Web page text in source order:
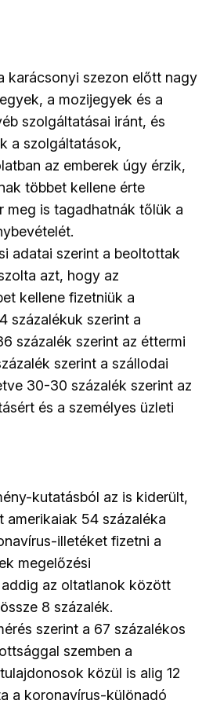
karácsonyi szezon előtt nagy
a mozijegyek és a
szolgáltatásai iránt, és
a szolgáltatások,
az emberek úgy érzik,
többet kellene érte
meg is tagadhatnák tőlük a
adatai szerint a beoltottak
azt, hogy az
kellene fizetniük a
százalékuk szerint a
százalék szerint az éttermi
szerint a szállodai
30-30 százalék szerint az
és a személyes üzleti
kutatásból az is kiderült,
amerikaiak 54 százaléka
illetéket fizetni a
megelőzési
az oltatlanok között
8 százalék.
szerint a 67 százalékos
szemben a
közül is alig 12
a koronavírus-különadó